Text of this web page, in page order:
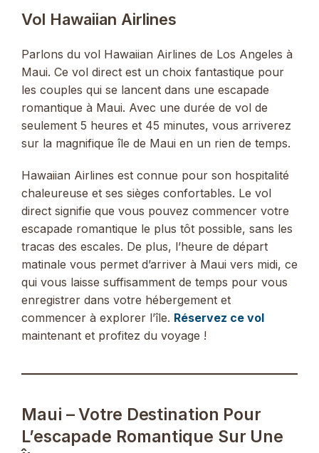
Vol Hawaiian Airlines
Parlons du vol Hawaiian Airlines de Los Angeles à
Maui. Ce vol direct est un choix fantastique pour
les couples qui se lancent dans une escapade
romantique à Maui. Avec une durée de vol de
seulement 5 heures et 45 minutes, vous arriverez
sur la magnifique île de Maui en un rien de temps.
Hawaiian Airlines est connue pour son hospitalité
chaleureuse et ses sièges confortables. Le vol
direct signifie que vous pouvez commencer votre
escapade romantique le plus tôt possible, sans les
tracas des escales. De plus, l’heure de départ
matinale vous permet d’arriver à Maui vers midi, ce
qui vous laisse suffisamment de temps pour vous
enregistrer dans votre hébergement et
commencer à explorer l’île. Réservez ce vol
maintenant et profitez du voyage !
Maui – Votre Destination Pour
L’escapade Romantique Sur Une